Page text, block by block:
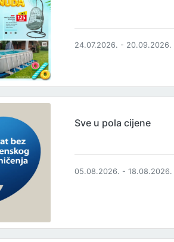
24.07.2026. - 20.09.2026.
Sve u pola cijene
05.08.2026. - 18.08.2026.